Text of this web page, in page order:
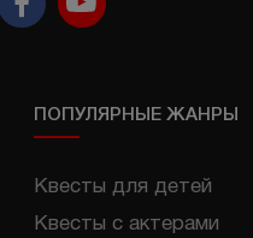
ПОПУЛЯРНЫЕ ЖАНРЫ
Квесты для детей
Квесты с актерами